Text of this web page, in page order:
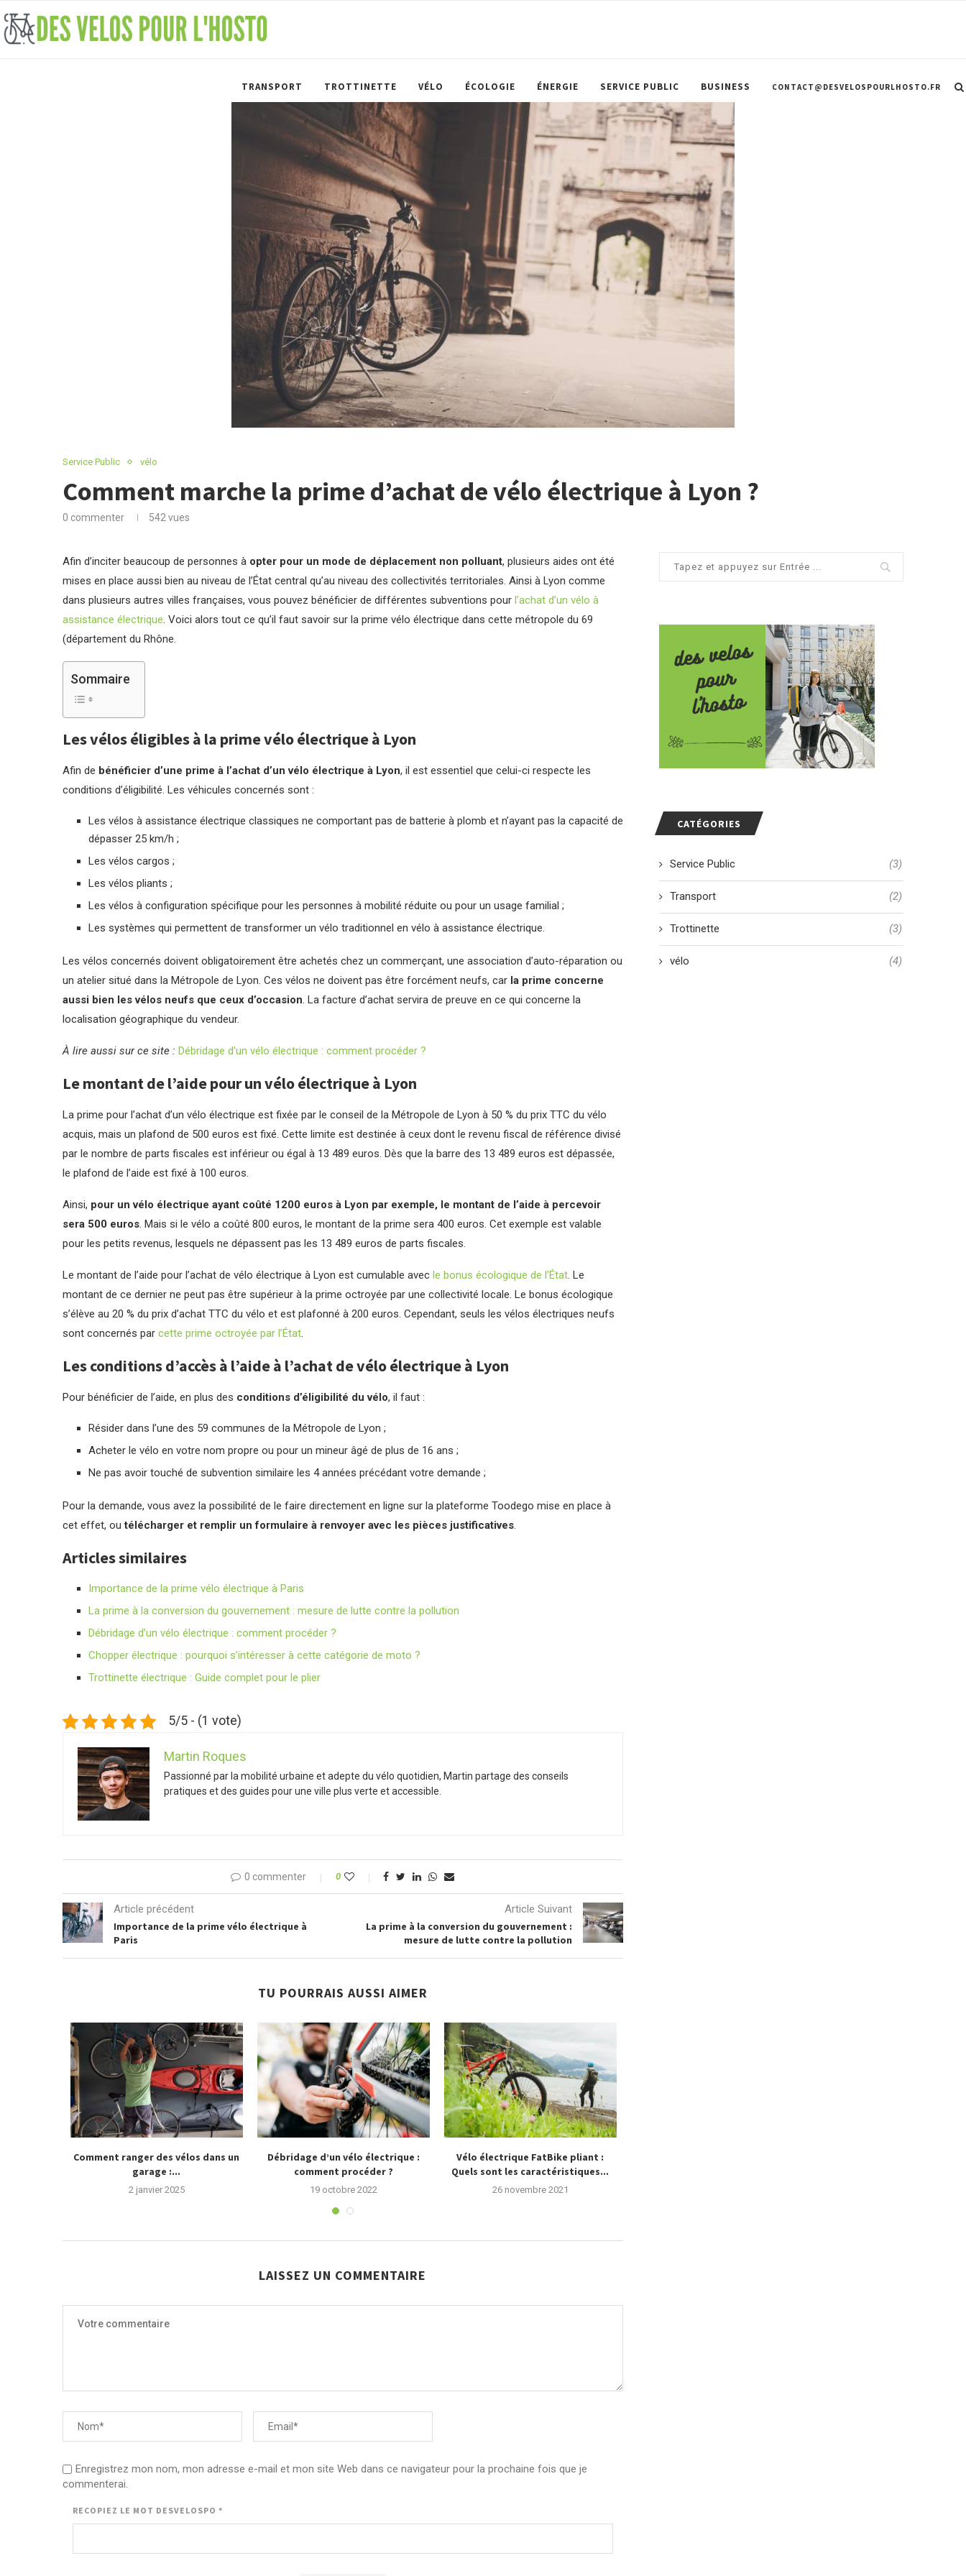
TRANSPORT TROTTINETTE VÉLO ÉCOLOGIE ÉNERGIE SERVICE PUBLIC BUSINESS CONTACT@DESVELOSPOURLHOSTO.FR
Service Public vélo
Comment marche la prime d’achat de vélo électrique à Lyon ?
0 commenter 542 vues
Afin d’inciter beaucoup de personnes à opter pour un mode de déplacement non polluant, plusieurs aides ont été
mises en place aussi bien au niveau de l’État central qu’au niveau des collectivités territoriales. Ainsi à Lyon comme
dans plusieurs autres villes françaises, vous pouvez bénéficier de différentes subventions pour l’achat d’un vélo à
assistance électrique. Voici alors tout ce qu’il faut savoir sur la prime vélo électrique dans cette métropole du 69
(département du Rhône.
Sommaire
Les vélos éligibles à la prime vélo électrique à Lyon
Afin de bénéficier d’une prime à l’achat d’un vélo électrique à Lyon, il est essentiel que celui-ci respecte les
conditions d’éligibilité. Les véhicules concernés sont :
Les vélos à assistance électrique classiques ne comportant pas de batterie à plomb et n’ayant pas la capacité de
dépasser 25 km/h ;
Les vélos cargos ;
Les vélos pliants ;
Les vélos à configuration spécifique pour les personnes à mobilité réduite ou pour un usage familial ;
Les systèmes qui permettent de transformer un vélo traditionnel en vélo à assistance électrique.
Les vélos concernés doivent obligatoirement être achetés chez un commerçant, une association d’auto-réparation ou
un atelier situé dans la Métropole de Lyon. Ces vélos ne doivent pas être forcément neufs, car la prime concerne
aussi bien les vélos neufs que ceux d’occasion. La facture d’achat servira de preuve en ce qui concerne la
localisation géographique du vendeur.
À lire aussi sur ce site : Débridage d’un vélo électrique : comment procéder ?
Le montant de l’aide pour un vélo électrique à Lyon
La prime pour l’achat d’un vélo électrique est fixée par le conseil de la Métropole de Lyon à 50 % du prix TTC du vélo
acquis, mais un plafond de 500 euros est fixé. Cette limite est destinée à ceux dont le revenu fiscal de référence divisé
par le nombre de parts fiscales est inférieur ou égal à 13 489 euros. Dès que la barre des 13 489 euros est dépassée,
le plafond de l’aide est fixé à 100 euros.
Ainsi, pour un vélo électrique ayant coûté 1200 euros à Lyon par exemple, le montant de l’aide à percevoir
sera 500 euros. Mais si le vélo a coûté 800 euros, le montant de la prime sera 400 euros. Cet exemple est valable
pour les petits revenus, lesquels ne dépassent pas les 13 489 euros de parts fiscales.
Le montant de l’aide pour l’achat de vélo électrique à Lyon est cumulable avec le bonus écologique de l’État. Le
montant de ce dernier ne peut pas être supérieur à la prime octroyée par une collectivité locale. Le bonus écologique
s’élève au 20 % du prix d’achat TTC du vélo et est plafonné à 200 euros. Cependant, seuls les vélos électriques neufs
sont concernés par cette prime octroyée par l’État.
Les conditions d’accès à l’aide à l’achat de vélo électrique à Lyon
Pour bénéficier de l’aide, en plus des conditions d’éligibilité du vélo, il faut :
Résider dans l’une des 59 communes de la Métropole de Lyon ;
Acheter le vélo en votre nom propre ou pour un mineur âgé de plus de 16 ans ;
Ne pas avoir touché de subvention similaire les 4 années précédant votre demande ;
Pour la demande, vous avez la possibilité de le faire directement en ligne sur la plateforme Toodego mise en place à
cet effet, ou télécharger et remplir un formulaire à renvoyer avec les pièces justificatives.
Articles similaires
Importance de la prime vélo électrique à Paris
La prime à la conversion du gouvernement : mesure de lutte contre la pollution
Débridage d’un vélo électrique : comment procéder ?
Chopper électrique : pourquoi s’intéresser à cette catégorie de moto ?
Trottinette électrique : Guide complet pour le plier
5/5 - (1 vote)
Martin Roques
Passionné par la mobilité urbaine et adepte du vélo quotidien, Martin partage des conseils
pratiques et des guides pour une ville plus verte et accessible.
0 commenter 0
Article précédent
Importance de la prime vélo électrique à
Paris
Article Suivant
La prime à la conversion du gouvernement :
mesure de lutte contre la pollution
TU POURRAIS AUSSI AIMER
Comment ranger des vélos dans un
garage :...
2 janvier 2025
Débridage d’un vélo électrique :
comment procéder ?
19 octobre 2022
Vélo électrique FatBike pliant :
Quels sont les caractéristiques...
26 novembre 2021
LAISSEZ UN COMMENTAIRE
Enregistrez mon nom, mon adresse e-mail et mon site Web dans ce navigateur pour la prochaine fois que je
commenterai.
RECOPIEZ LE MOT DESVELOSPO *
CATÉGORIES
Service Public (3)
Transport (2)
Trottinette (3)
vélo (4)